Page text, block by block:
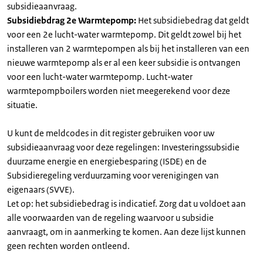
subsidieaanvraag.
Subsidiebdrag 2e Warmtepomp: Het subsidiebedrag dat geldt
voor een 2e lucht-water warmtepomp. Dit geldt zowel bij het
installeren van 2 warmtepompen als bij het installeren van een
nieuwe warmtepomp als er al een keer subsidie is ontvangen
voor een lucht-water warmtepomp. Lucht-water
warmtepompboilers worden niet meegerekend voor deze
situatie.
U kunt de meldcodes in dit register gebruiken voor uw
subsidieaanvraag voor deze regelingen: Investeringssubsidie
duurzame energie en energiebesparing (ISDE) en de
Subsidieregeling verduurzaming voor verenigingen van
eigenaars (SVVE).
Let op: het subsidiebedrag is indicatief. Zorg dat u voldoet aan
alle voorwaarden van de regeling waarvoor u subsidie
aanvraagt, om in aanmerking te komen. Aan deze lijst kunnen
geen rechten worden ontleend.